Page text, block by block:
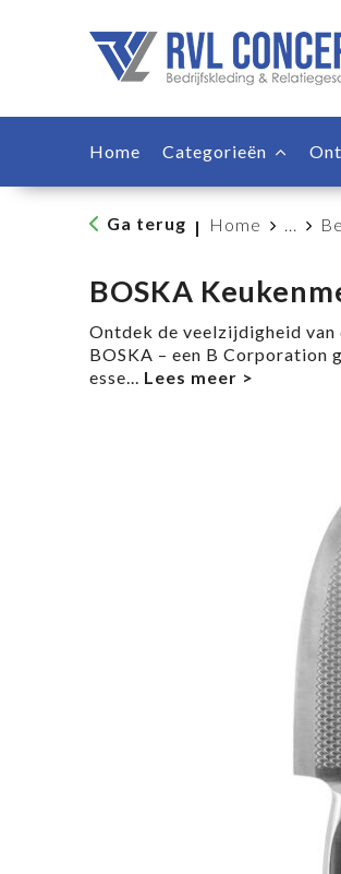
Home Categorieën
Ga terug | Home ...
BOSKA
Ontdek de veelzijdigheid van
BOSKA – een B
esse...